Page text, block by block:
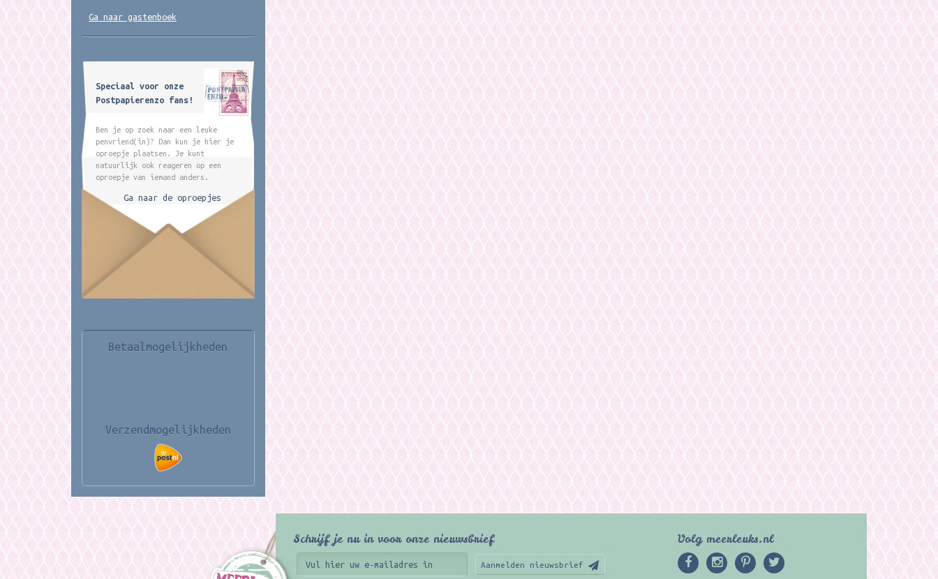
Ga naar gastenboek
Speciaal voor onze
Postpapierenzo fans!
Ben je op zoek naar een leuke
penvriend(in)? Dan kun je hier je
oproepje plaatsen. Je kunt
natuurlijk ook reageren op een
oproepje van iemand anders.
Ga naar de oproepjes
Betaalmogelijkheden
Verzendmogelijkheden
Schrijf je nu in voor onze nieuwsbrief
Aanmelden nieuwsbrief
Volg meerleuks.nl